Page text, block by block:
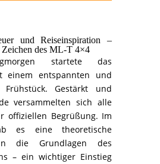
und Reiseinspiration –
Zeichen des ML-T 4×4
startete das
einem entspannten und
Frühstück. Gestärkt und
versammelten sich alle
offiziellen Begrüßung. Im
es eine theoretische
die Grundlagen des
– ein wichtiger Einstieg